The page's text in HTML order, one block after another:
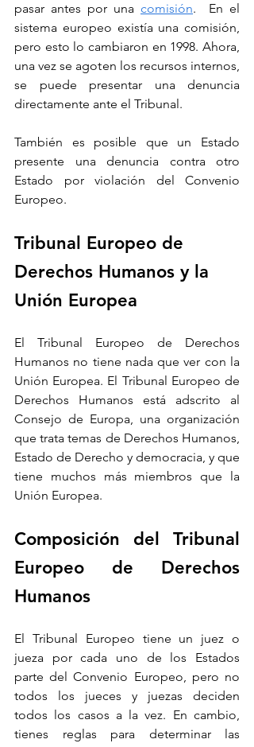
pasar antes por una comisión.  En el
sistema europeo existía una comisión,
pero esto lo cambiaron en 1998. Ahora,
una vez se agoten los recursos internos,
se puede presentar una denuncia
directamente ante el Tribunal.
También es posible que un Estado
presente una denuncia contra otro
Estado por violación del Convenio
Europeo.
Tribunal Europeo de
Derechos Humanos y la
Unión Europea
El Tribunal Europeo de Derechos
Humanos no tiene nada que ver con la
Unión Europea. El Tribunal Europeo de
Derechos Humanos está adscrito al
Consejo de Europa, una organización
que trata temas de Derechos Humanos,
Estado de Derecho y democracia, y que
tiene muchos más miembros que la
Unión Europea.
Composición del Tribunal
Europeo de Derechos
Humanos
El Tribunal Europeo tiene un juez o
jueza por cada uno de los Estados
parte del Convenio Europeo, pero no
todos los jueces y juezas deciden
todos los casos a la vez. En cambio,
tienes reglas para determinar las